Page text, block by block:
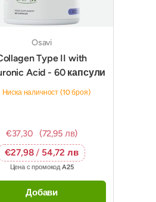
Osavi
Type II with
Acid - 60 капсули
Ниска наличност (10 броя)
€37,30
(72,95 лв)
€27,98 / 54,72 лв
Цена с промокод A25
Добави